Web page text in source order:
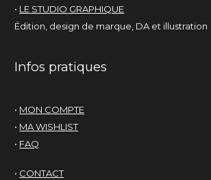
• LE STUDIO GRAPHIQUE
Édition, design de marque, DA et illustration
Infos pratiques
• MON COMPTE
• MA WISHLIST
• FAQ
• CONTACT